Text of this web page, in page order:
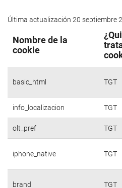
Última actualización 20 septiembre
Nombre de la
cookie
basic_html TGT
info_localizacion TGT
olt_pref TGT
iphone_native TGT
brand TGT